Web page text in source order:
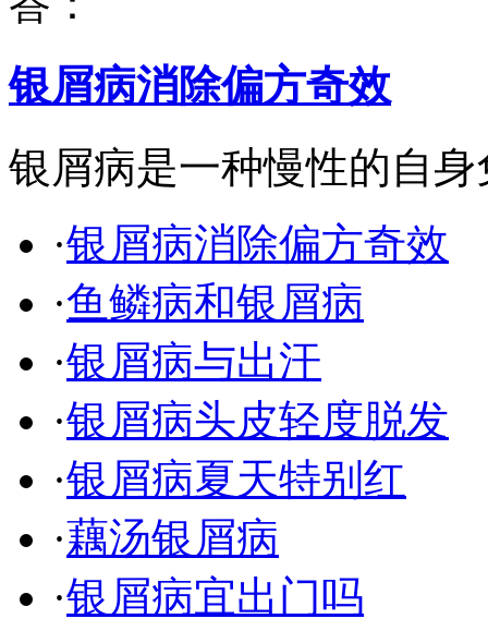
银屑病消除偏方奇效
银屑病是一种慢性的自
·银屑病消除偏方奇效
·鱼鳞病和银屑病
·银屑病与出汗
·银屑病头皮轻度脱发
·银屑病夏天特别红
·藕汤银屑病
·银屑病宜出门吗